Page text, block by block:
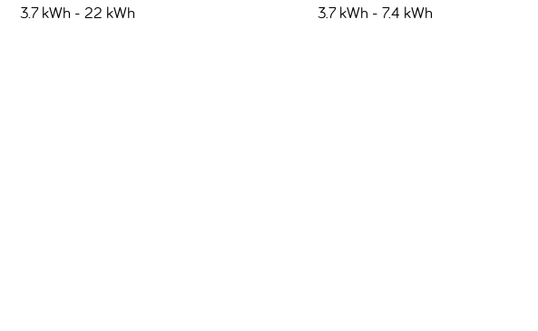
3.7 kWh - 22 kWh 3.7 kWh - 7.4 kWh